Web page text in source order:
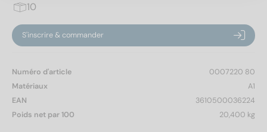
10
S'inscrire & commander
Numéro d'article
0007220 80
Matériaux
A1
EAN
3610500036224
Poids net par 100
20,400 kg